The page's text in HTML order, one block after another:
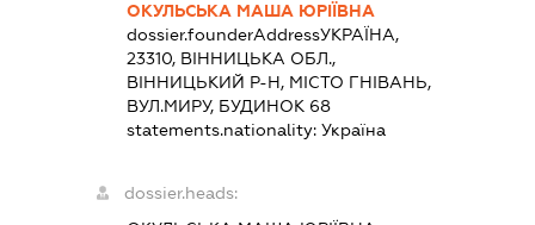
ОКУЛЬСЬКА МАША ЮРІЇВНА
dossier.founderAddressУКРАЇНА,
23310, ВІННИЦЬКА ОБЛ.,
ВІННИЦЬКИЙ Р-Н, МІСТО ГНІВАНЬ,
ВУЛ.МИРУ, БУДИНОК 68
statements.nationality:Україна
dossier.heads: